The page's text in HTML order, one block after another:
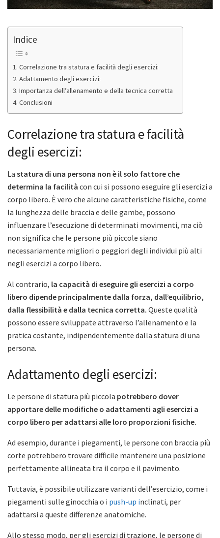
Indice
Correlazione tra statura e facilità degli esercizi:
Adattamento degli esercizi:
Importanza dell’allenamento e della tecnica corretta
Conclusioni
Correlazione tra statura e facilità
degli esercizi:
La statura di una persona non è il solo fattore che
determina la facilità con cui si possono eseguire gli esercizi a
corpo libero. È vero che alcune caratteristiche fisiche, come
la lunghezza delle braccia e delle gambe, possono
influenzare l’esecuzione di determinati movimenti, ma ciò
non significa che le persone più piccole siano
necessariamente migliori o peggiori degli individui più alti
negli esercizi a corpo libero.
Al contrario, la capacità di eseguire gli esercizi a corpo
libero dipende principalmente dalla forza, dall’equilibrio,
dalla flessibilità e dalla tecnica corretta. Queste qualità
possono essere sviluppate attraverso l’allenamento e la
pratica costante, indipendentemente dalla statura di una
persona.
Adattamento degli esercizi:
Le persone di statura più piccola potrebbero dover
apportare delle modifiche o adattamenti agli esercizi a
corpo libero per adattarsi alle loro proporzioni fisiche.
Ad esempio, durante i piegamenti, le persone con braccia più
corte potrebbero trovare difficile mantenere una posizione
perfettamente allineata tra il corpo e il pavimento.
Tuttavia, è possibile utilizzare varianti dell’esercizio, come i
piegamenti sulle ginocchia o i push-up inclinati, per
adattarsi a queste differenze anatomiche.
Allo stesso modo, per gli esercizi di trazione, le persone di